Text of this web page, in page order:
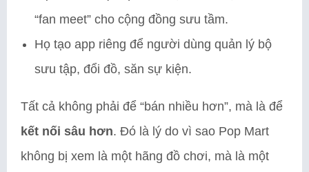
“fan meet” cho cộng đồng sưu tầm.
Họ tạo app riêng để người dùng quản lý bộ
sưu tập, đổi đồ, săn sự kiện.
Tất cả không phải để “bán nhiều hơn”, mà là để
kết nối sâu hơn. Đó là lý do vì sao Pop Mart
không bị xem là một hãng đồ chơi, mà là một